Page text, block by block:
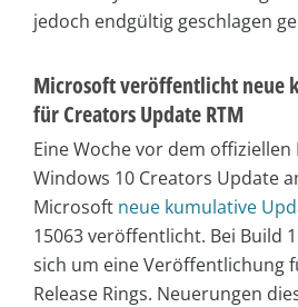
jedoch endgültig geschlagen
Microsoft veröffentlicht neue
für Creators Update RTM
Eine Woche vor dem offiziellen
Windows 10 Creators Update
Microsoft neue kumulative
15063 veröffentlicht. Bei Build
sich um eine Veröffentlichung
Release Rings. Neuerungen